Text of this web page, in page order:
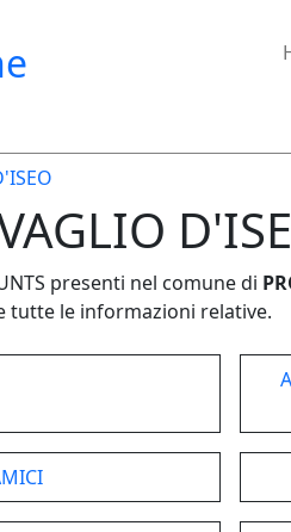
presenti nel comune di
tutte le informazioni relative.